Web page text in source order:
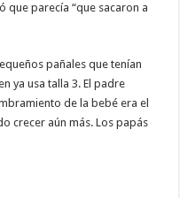
que parecía “que sacaron a
pañales que tenían
ya usa talla 3. El padre
de la bebé era el
crecer aún más. Los papás